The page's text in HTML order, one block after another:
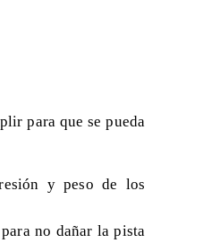
para que se pueda
y peso de los
no dañar la pista